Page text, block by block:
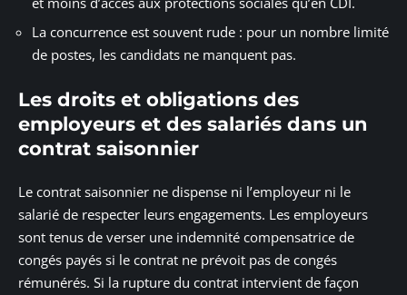
La concurrence est souvent rude : pour un nombre limité
de postes, les candidats ne manquent pas.
Les droits et obligations des
employeurs et des salariés dans un
contrat saisonnier
Le contrat saisonnier ne dispense ni l’employeur ni le
salarié de respecter leurs engagements. Les employeurs
sont tenus de verser une indemnité compensatrice de
congés payés si le contrat ne prévoit pas de congés
rémunérés. Si la rupture du contrat intervient de façon